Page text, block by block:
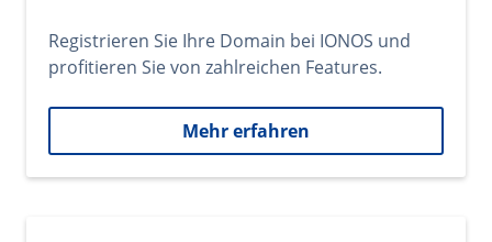
Registrieren Sie Ihre Domain bei IONOS und
profitieren Sie von zahlreichen Features.
Mehr erfahren